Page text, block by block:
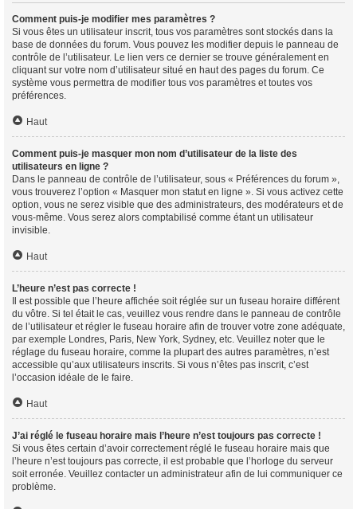
Comment puis-je modifier mes paramètres ?
Si vous êtes un utilisateur inscrit, tous vos paramètres sont stockés dans la
base de données du forum. Vous pouvez les modifier depuis le panneau de
contrôle de l’utilisateur. Le lien vers ce dernier se trouve généralement en
cliquant sur votre nom d’utilisateur situé en haut des pages du forum. Ce
système vous permettra de modifier tous vos paramètres et toutes vos
préférences.
Haut
Comment puis-je masquer mon nom d’utilisateur de la liste des
utilisateurs en ligne ?
Dans le panneau de contrôle de l’utilisateur, sous « Préférences du forum »,
vous trouverez l’option « Masquer mon statut en ligne ». Si vous activez cette
option, vous ne serez visible que des administrateurs, des modérateurs et de
vous-même. Vous serez alors comptabilisé comme étant un utilisateur
invisible.
Haut
L’heure n’est pas correcte !
Il est possible que l’heure affichée soit réglée sur un fuseau horaire différent
du vôtre. Si tel était le cas, veuillez vous rendre dans le panneau de contrôle
de l’utilisateur et régler le fuseau horaire afin de trouver votre zone adéquate,
par exemple Londres, Paris, New York, Sydney, etc. Veuillez noter que le
réglage du fuseau horaire, comme la plupart des autres paramètres, n’est
accessible qu’aux utilisateurs inscrits. Si vous n’êtes pas inscrit, c’est
l’occasion idéale de le faire.
Haut
J’ai réglé le fuseau horaire mais l’heure n’est toujours pas correcte !
Si vous êtes certain d’avoir correctement réglé le fuseau horaire mais que
l’heure n’est toujours pas correcte, il est probable que l’horloge du serveur
soit erronée. Veuillez contacter un administrateur afin de lui communiquer ce
problème.